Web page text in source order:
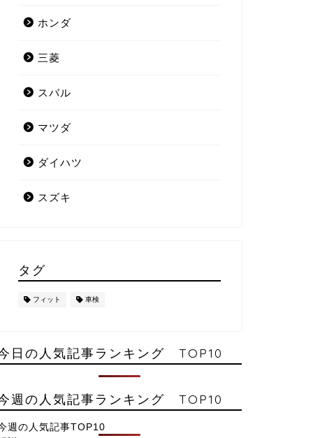
ホンダ
三菱
スバル
マツダ
ダイハツ
スズキ
タグ
フィット 車検
日の人気記事ランキング TOP10
週の人気記事ランキング TOP10
週の人気記事TOP10